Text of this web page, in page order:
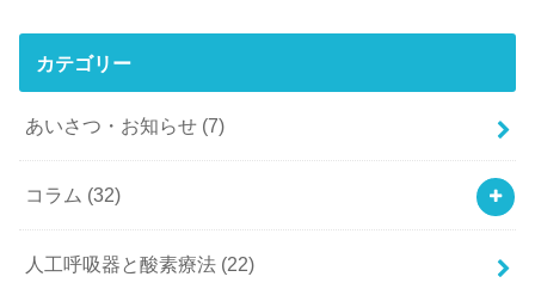
カテゴリー
あいさつ・お知らせ (7)
コラム (32)
人工呼吸器と酸素療法 (22)